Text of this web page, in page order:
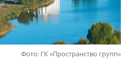
Фото: ГК «Пространство групп»